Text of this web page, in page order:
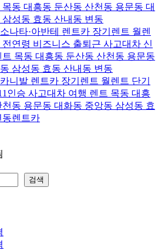
동 대흥동 둔산동 산천동 용문동 대
성동 효동 산내동 변동
나타·아반테 렌트카 장기렌트 월렌
전연령 비즈니스 출퇴근 사고대차 신
트 목동 대흥동 둔산동 산천동 용문동
삼성동 효동 산내동 변동
니발 렌트카 장기렌트 월렌트 단기
인승 사고대차 여행 렌트 목동 대흥
동 용문동 대화동 중앙동 삼성동 효
동렌트카
검색